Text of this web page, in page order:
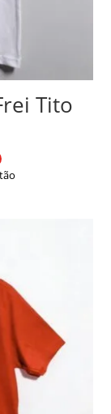
Tito